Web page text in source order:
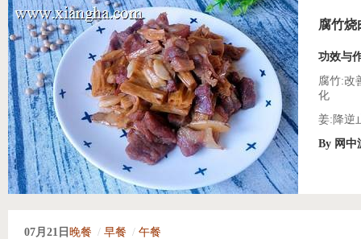
腐竹烧
功效与
腐竹:改
化
姜:降逆
By 网中
07月21日 晚餐 / 早餐 / 午餐